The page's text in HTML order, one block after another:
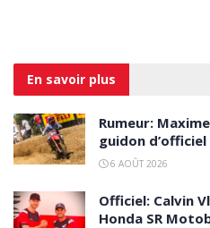
En savoir plus
Rumeur:
guidon d’officiel
6 AOÛT 2026
Officiel: Calvin
Honda SR